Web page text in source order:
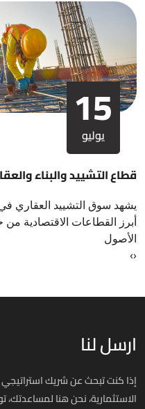
15
يوليو
قطاع التشييد والبناء
يشهد سوق التشييد العقاري
أبرز القطاعات الاقتصادية من
الأصول
‹
›
ارسل لنا
إذا كنت تبحث عن شريك
الاستثمارية، نحن هنا لمساعدتك،